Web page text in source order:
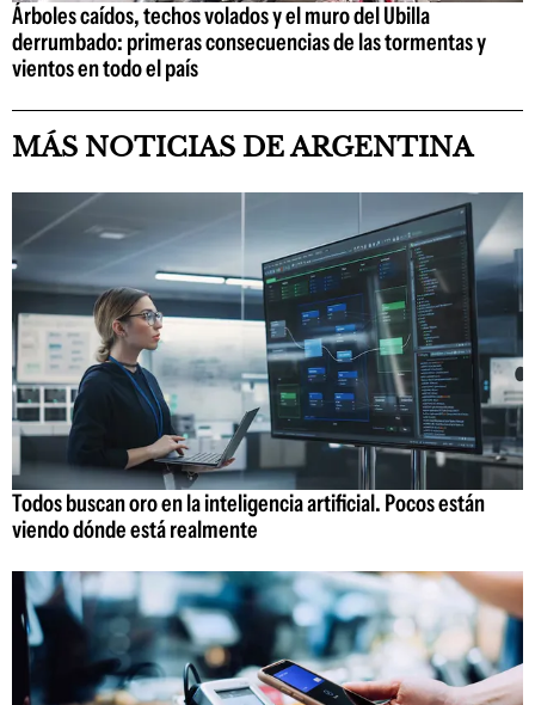
Árboles caídos, techos volados y el muro del Ubilla
derrumbado: primeras consecuencias de las tormentas y
vientos en todo el país
MÁS NOTICIAS DE ARGENTINA
Todos buscan oro en la inteligencia artificial. Pocos están
viendo dónde está realmente